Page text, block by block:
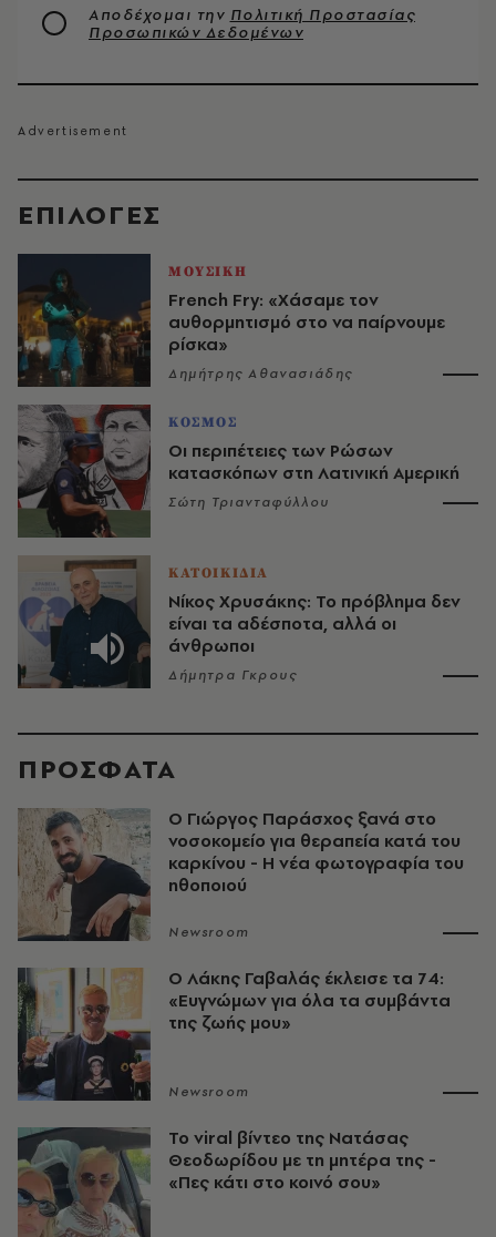
EΠΙΛΟΓΈΣ
ΜΟΥΣΙΚΗ
French Fry: «Χάσαμε τον
αυθορμητισμό στο να παίρνουμε
ρίσκα»
Δημήτρης Αθανασιάδης
ΚΟΣΜΟΣ
Οι περιπέτειες των Ρώσων
κατασκόπων στη Λατινική Αμερική
Σώτη Τριανταφύλλου
ΚΑΤΟΙΚΙΔΙΑ
Νίκος Χρυσάκης: Το πρόβλημα δεν
είναι τα αδέσποτα, αλλά οι
άνθρωποι
Δήμητρα Γκρους
Αποδέχομαι την Πολιτική Προστασίας
Προσωπικών Δεδομένων
ΠΡΟΣΦΑΤΑ
O Γιώργος Παράσχος ξανά στο
νοσοκομείο για θεραπεία κατά του
καρκίνου - Η νέα φωτογραφία του
ηθοποιού
Newsroom
O Λάκης Γαβαλάς έκλεισε τα 74:
«Ευγνώμων για όλα τα συμβάντα
της ζωής μου»
Newsroom
Το viral βίντεο της Νατάσας
Θεοδωρίδου με τη μητέρα της -
«Πες κάτι στο κοινό σου»